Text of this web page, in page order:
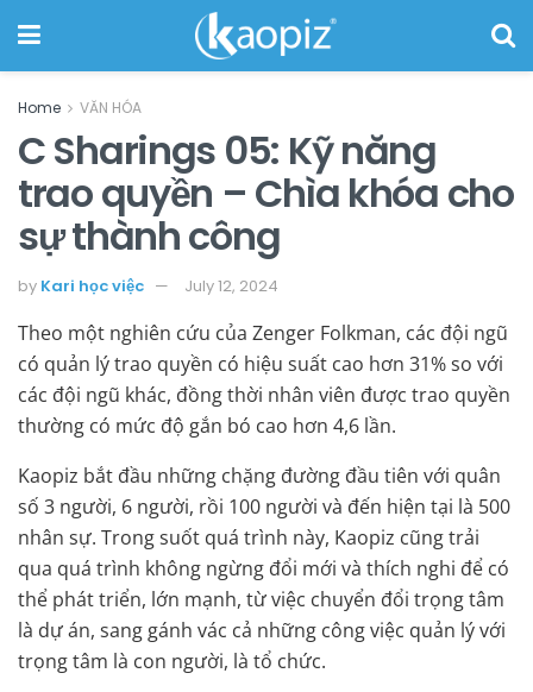
Home VĂN HÓA
C Sharings 05: Kỹ năng
trao quyền – Chìa khóa cho
sự thành công
by Kari học việc July 12, 2024
Theo một nghiên cứu của Zenger Folkman, các đội ngũ
có quản lý trao quyền có hiệu suất cao hơn 31% so với
các đội ngũ khác, đồng thời nhân viên được trao quyền
thường có mức độ gắn bó cao hơn 4,6 lần.
Kaopiz bắt đầu những chặng đường đầu tiên với quân
số 3 người, 6 người, rồi 100 người và đến hiện tại là 500
nhân sự. Trong suốt quá trình này, Kaopiz cũng trải
qua quá trình không ngừng đổi mới và thích nghi để có
thể phát triển, lớn mạnh, từ việc chuyển đổi trọng tâm
là dự án, sang gánh vác cả những công việc quản lý với
trọng tâm là con người, là tổ chức.